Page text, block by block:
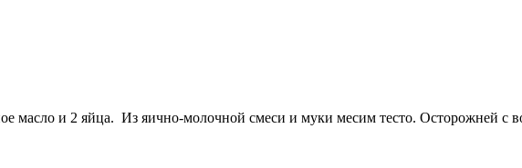
и 2 яйца. Из яично-молочной смеси и муки месим тесто. Осторожней с